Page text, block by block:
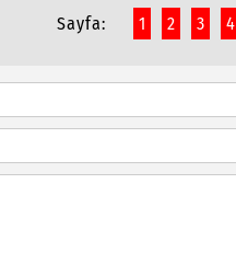
Sayfa: 1 2 3 4